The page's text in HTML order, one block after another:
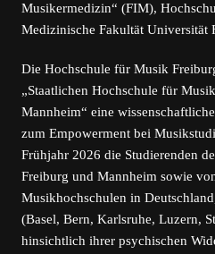
Musikermedizin“ (FIM),
Medizinische Fakultät Universität
Die Hochschule für Musik
„Staatlichen Hochschule für
Mannheim“ eine
zum Empowerment bei
Frühjahr 2026 die Studierenden
Freiburg und Mannheim sowie
Musikhochschulen in
(Basel, Bern, Karlsruhe, Luzern,
hinsichtlich ihrer psychischen